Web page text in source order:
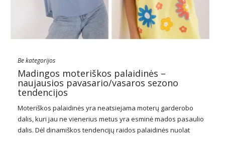
Be kategorijos
Madingos moteriškos palaidinės –
naujausios pavasario/vasaros sezono
tendencijos
Moteriškos palaidinės yra neatsiejama moterų garderobo
dalis, kuri jau ne vienerius metus yra esminė mados pasaulio
dalis. Dėl dinamiškos tendencijų raidos palaidinės nuolat